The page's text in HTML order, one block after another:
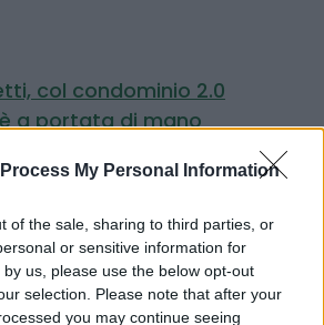
My Personal Information
of the sale, sharing to third parties, or
or sensitive information for
us, please use the below opt-out
selection. Please note that after your
you may continue seeing
col condominio 2.0
a portata di mano
Ma scatta la trappola spese